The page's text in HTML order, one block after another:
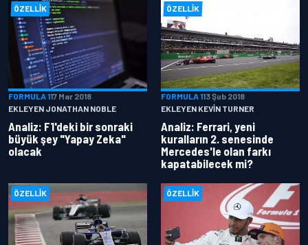
ÖZELLIK
FORMULA 117 Mar 2018
EKLEYEN JONATHAN NOBLE
Analiz: F1'deki bir sonraki
büyük şey "Yapay Zeka"
olacak
ÖZELLIK
FORMULA 113 Şub 2018
EKLEYEN KEVIN TURNER
Analiz: Ferrari, yeni
kuralların 2. senesinde
Mercedes'le olan farkı
kapatabilecek mi?
ÖZELLIK ÖZELLIK